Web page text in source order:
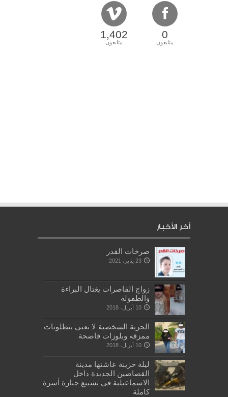
0
متابعون
1,402
متابعون
أخر الأخبار
صرخات القدر
23 يناير، 2021
زواج القاصرات يغتال البراءة
والطفولة
10 أبريل، 2018
الحرية الشخصية لا تعنى بنطلونات
ممزقه وبلوزات فاضحة
10 أبريل، 2018
ليلة حزينة عاشتها مدينة
القصاصين الجديدة داخل
الاسماعيلية في تشييع جنازة أسرة
كاملة